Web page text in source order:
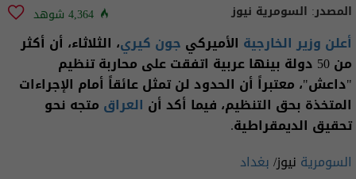
المصدر: السومرية نيوز 4,364 شوهد
أعلن وزير الخارجية الأميركي جون كيري، الثلاثاء، أن أكثر
من 50 دولة بينها عربية اتفقت على محاربة تنظيم
"داعش"، معتبراً أن الحدود لن تمثل عائقاً أمام الإجراءات
المتخذة بحق التنظيم، فيما أكد أن العراق متجه نحو
تحقيق الديمقراطية.
السومرية نيوز/بغداد